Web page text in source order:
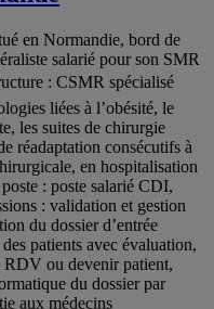
en Normandie, bord de
salarié pour son SMR
: CSMR spécialisé
liées à l’obésité, le
les suites de chirurgie
réadaptation consécutifs à
en hospitalisation
: poste salarié CDI,
: validation et gestion
du dossier d’entrée
patients avec évaluation,
RDV ou devenir patient,
du dossier par
aux médecins